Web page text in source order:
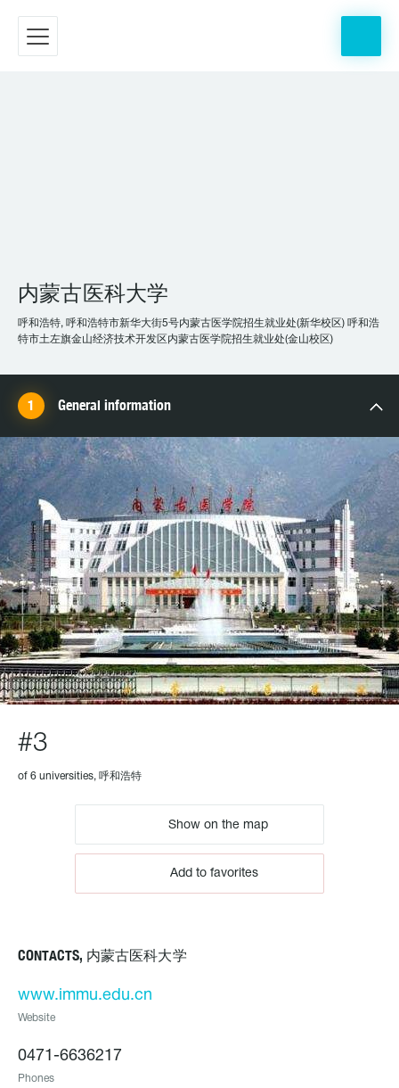
内蒙古医科大学
呼和浩特, 呼和浩特市新华大街5号内蒙古医学院招生就业处(新华校区) 呼和浩
特市土左旗金山经济技术开发区内蒙古医学院招生就业处(金山校区)
General information
#3
of 6 universities, 呼和浩特
Show on the map
Add to favorites
CONTACTS, 内蒙古医科大学
www.immu.edu.cn
Website
0471-6636217
Phones